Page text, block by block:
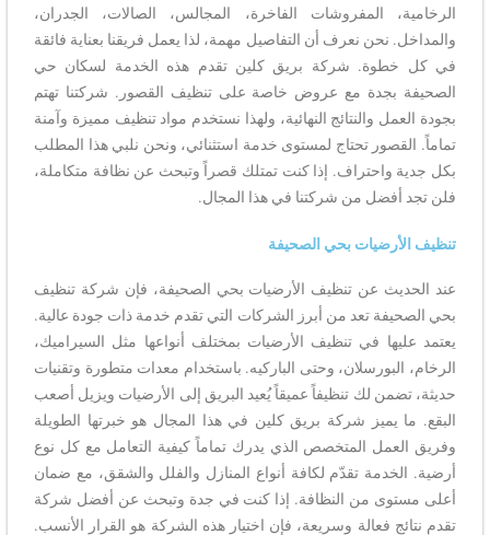
الرخامية، المفروشات الفاخرة، المجالس، الصالات، الجدران،
والمداخل. نحن نعرف أن التفاصيل مهمة، لذا يعمل فريقنا بعناية فائقة
في كل خطوة. شركة بريق كلين تقدم هذه الخدمة لسكان حي
الصحيفة بجدة مع عروض خاصة على تنظيف القصور. شركتنا تهتم
بجودة العمل والنتائج النهائية، ولهذا نستخدم مواد تنظيف مميزة وآمنة
تماماً. القصور تحتاج لمستوى خدمة استثنائي، ونحن نلبي هذا المطلب
بكل جدية واحتراف. إذا كنت تمتلك قصراً وتبحث عن نظافة متكاملة،
فلن تجد أفضل من شركتنا في هذا المجال.
تنظيف الأرضيات بحي الصحيفة
عند الحديث عن تنظيف الأرضيات بحي الصحيفة، فإن شركة تنظيف
بحي الصحيفة تعد من أبرز الشركات التي تقدم خدمة ذات جودة عالية.
يعتمد عليها في تنظيف الأرضيات بمختلف أنواعها مثل السيراميك،
الرخام، البورسلان، وحتى الباركيه. باستخدام معدات متطورة وتقنيات
حديثة، تضمن لك تنظيفاً عميقاً يُعيد البريق إلى الأرضيات ويزيل أصعب
البقع. ما يميز شركة بريق كلين في هذا المجال هو خبرتها الطويلة
وفريق العمل المتخصص الذي يدرك تماماً كيفية التعامل مع كل نوع
أرضية. الخدمة تقدّم لكافة أنواع المنازل والفلل والشقق، مع ضمان
أعلى مستوى من النظافة. إذا كنت في جدة وتبحث عن أفضل شركة
تقدم نتائج فعالة وسريعة، فإن اختيار هذه الشركة هو القرار الأنسب.